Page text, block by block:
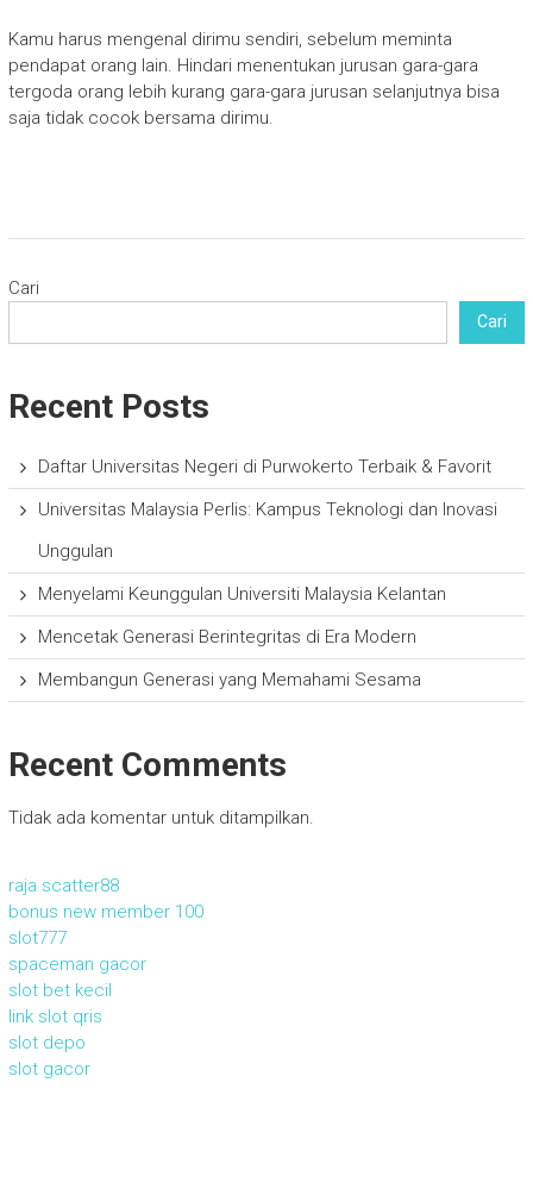
Kamu harus mengenal dirimu sendiri, sebelum meminta
pendapat orang lain. Hindari menentukan jurusan gara-gara
tergoda orang lebih kurang gara-gara jurusan selanjutnya bisa
saja tidak cocok bersama dirimu.
Cari
Cari
Recent Posts
Daftar Universitas Negeri di Purwokerto Terbaik & Favorit
Universitas Malaysia Perlis: Kampus Teknologi dan Inovasi
Unggulan
Menyelami Keunggulan Universiti Malaysia Kelantan
Mencetak Generasi Berintegritas di Era Modern
Membangun Generasi yang Memahami Sesama
Recent Comments
Tidak ada komentar untuk ditampilkan.
raja scatter88
bonus new member 100
slot777
spaceman gacor
slot bet kecil
link slot qris
slot depo
slot gacor